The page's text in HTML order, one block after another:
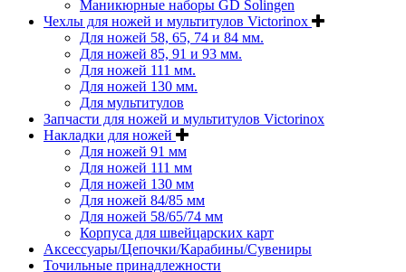
Маникюрные наборы GD Solingen
Чехлы для ножей и мультитулов Victorinox
Для ножей 58, 65, 74 и 84 мм.
Для ножей 85, 91 и 93 мм.
Для ножей 111 мм.
Для ножей 130 мм.
Для мультитулов
Запчасти для ножей и мультитулов Victorinox
Накладки для ножей
Для ножей 91 мм
Для ножей 111 мм
Для ножей 130 мм
Для ножей 84/85 мм
Для ножей 58/65/74 мм
Корпуса для швейцарских карт
Аксессуары/Цепочки/Карабины/Сувениры
Точильные принадлежности